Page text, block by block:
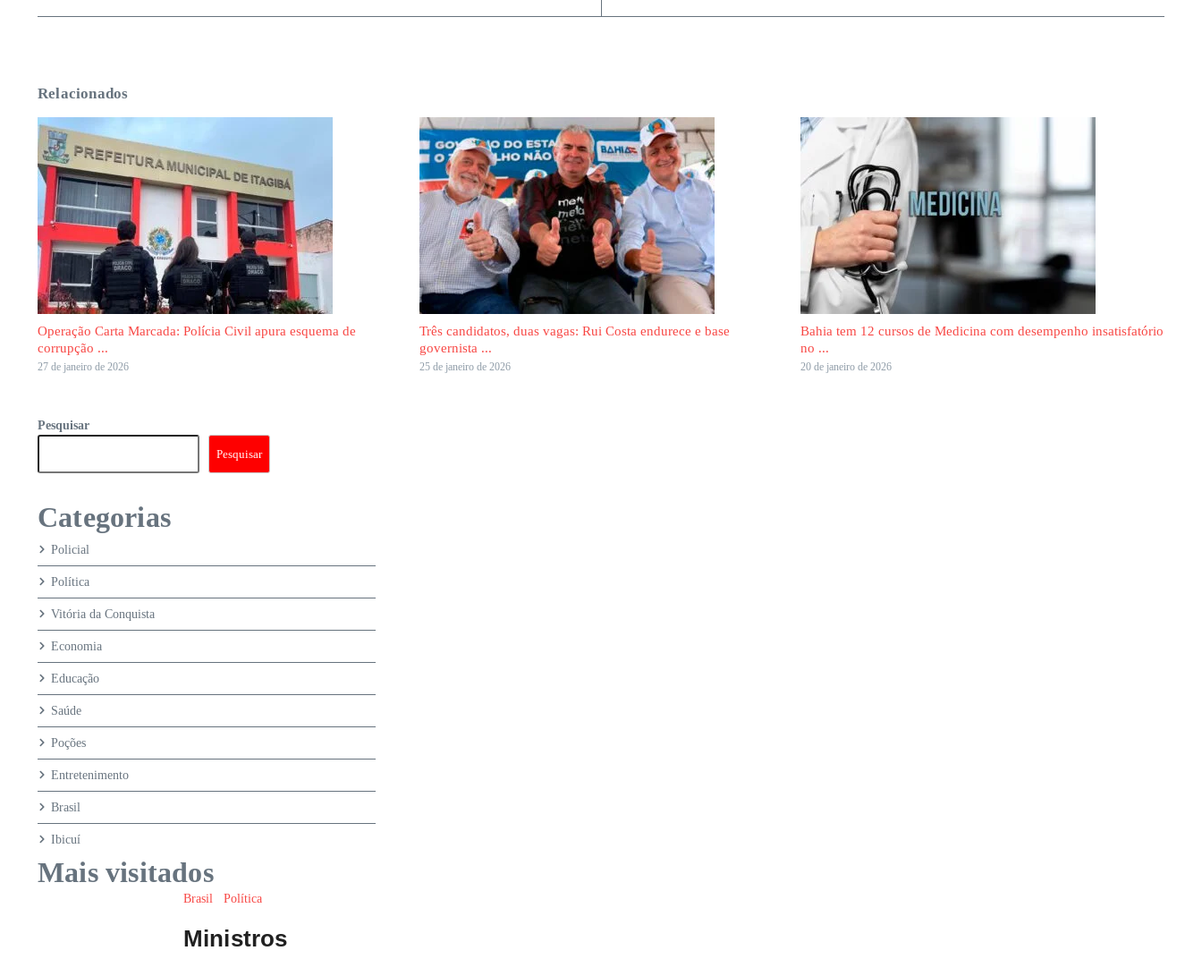
Relacionados
Operação Carta Marcada: Polícia Civil apura esquema de
corrupção ...
27 de janeiro de 2026
Três candidatos, duas vagas: Rui Costa endurece e base
governista ...
25 de janeiro de 2026
Bahia tem 12 cursos de Medicina com desempenho insatisfatório
no ...
20 de janeiro de 2026
Pesquisar
Pesquisar
Categorias
Policial
Política
Vitória da Conquista
Economia
Educação
Saúde
Poções
Entretenimento
Brasil
Ibicuí
Mais visitados
Brasil Política
Ministros